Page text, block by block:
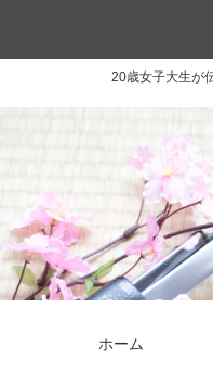
20歳女子大生が
ホーム